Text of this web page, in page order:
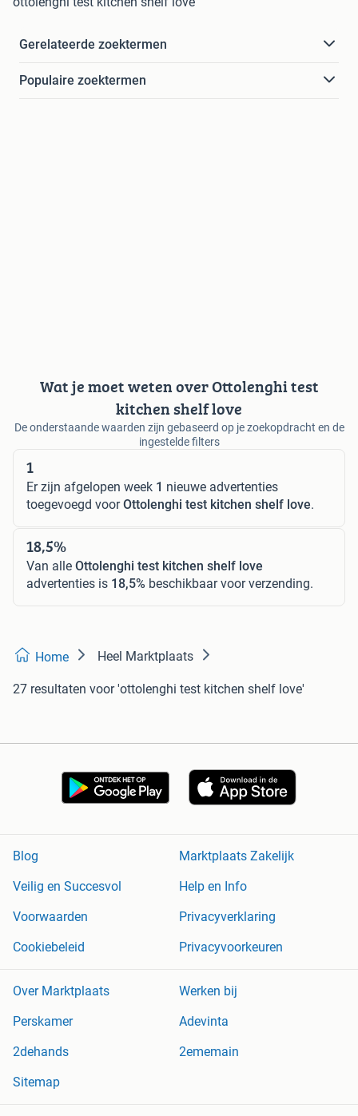
Gerelateerde zoektermen
Populaire zoektermen
Wat je moet weten over Ottolenghi test
kitchen shelf love
De onderstaande waarden zijn gebaseerd op je zoekopdracht en de
ingestelde filters
1
Er zijn afgelopen week 1 nieuwe advertenties
toegevoegd voorOttolenghi test kitchen shelf love.
18,5%
Van alle Ottolenghi test kitchen shelf love
advertenties is 18,5% beschikbaar voor verzending.
Home Heel Marktplaats
27 resultaten voor 'ottolenghi test kitchen shelf love'
Blog
Marktplaats Zakelijk
Veilig en Succesvol
Help en Info
Voorwaarden
Privacyverklaring
Cookiebeleid
Privacyvoorkeuren
Over Marktplaats
Werken bij
Perskamer
Adevinta
2dehands
2ememain
Sitemap